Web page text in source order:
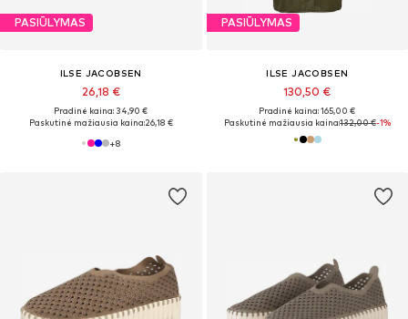
PASIŪLYMAS
ILSE JACOBSEN
26,18 €
Pradinė kaina: 34,90 €
Paskutinė mažiausia kaina:26,18 €
+8
PASIŪLYMAS
ILSE JACOBSEN
130,50 €
Pradinė kaina: 165,00 €
Paskutinė mažiausia kaina:132,00 €-1%